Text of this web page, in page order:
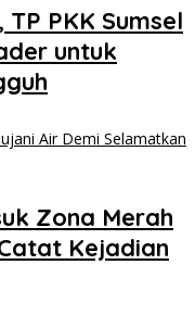
PKK Sumsel
untuk
Zona Merah
Kejadian